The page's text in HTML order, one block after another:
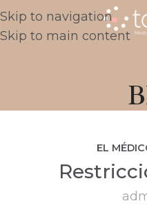
Skip to navigation
Skip to main content
EL